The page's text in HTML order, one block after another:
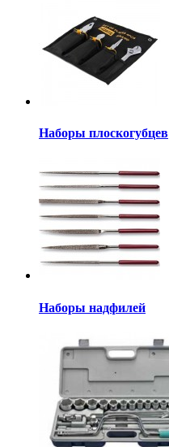
Наборы плоскогубцев
Наборы надфилей